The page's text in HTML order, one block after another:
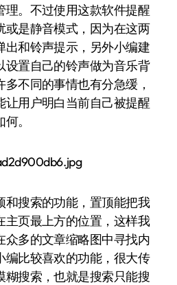
理。不过使用这款软件提醒
或是静音模式，因为在这两
出和铃声提示，另外小编建
设置自己的铃声做为音乐背
不同的事情也有分急缓，
让用户明白当前自己被提醒
。
和搜索的功能，置顶能把我
主页最上方的位置，这样我
众多的文章缩略图中寻找内
编比较喜欢的功能，很大传
糊搜索，也就是搜索只能搜